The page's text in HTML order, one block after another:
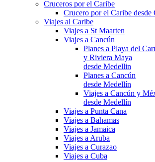
Cruceros por el Caribe
Crucero por el Caribe desde
Viajes al Caribe
Viajes a St Maarten
Viajes a Cancún
Planes a Playa del
y Riviera Maya
desde Medellin
Planes a Cancún
desde Medellín
Viajes a Cancún y
desde Medellín
Viajes a Punta Cana
Viajes a Bahamas
Viajes a Jamaica
Viajes a Aruba
Viajes a Curazao
Viajes a Cuba